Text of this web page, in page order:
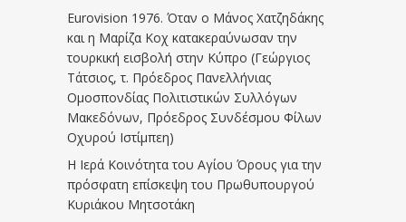
Eurovision 1976. Όταν ο Μάνος Χατζηδάκης
και η Μαρίζα Κοχ κατακεραύνωσαν την
τουρκική εισβολή στην Κύπρο (Γεώργιος
Τάτσιος, τ. Πρόεδρος Πανελλήνιας
Ομοσπονδίας Πολιτιστικών Συλλόγων
Μακεδόνων, Πρόεδρος Συνδέσμου Φίλων
Οχυρού Ιστίμπεη)
Η Ιερά Κοινότητα του Αγίου Όρους για την
πρόσφατη επίσκεψη του Πρωθυπουργού
Κυριάκου Μητσοτάκη